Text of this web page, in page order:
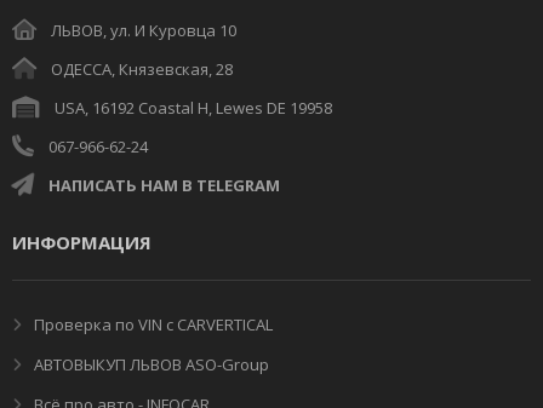
ЛЬВОВ, ул. И Куровца 10
ОДЕССА, Князевская, 28
USA, 16192 Coastal H, Lewes DE 19958
067-966-62-24
НАПИСАТЬ НАМ В TELEGRAM
ИНФОРМАЦИЯ
Проверка по VIN с CARVERTICAL
АВТОВЫКУП ЛЬВОВ ASO-Group